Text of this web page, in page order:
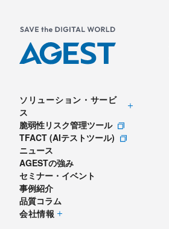
ソリューション・サービ
ス
脆弱性リスク管理ツール
TFACT (AIテストツール)
ニュース
AGESTの強み
セミナー・イベント
事例紹介
品質コラム
会社情報